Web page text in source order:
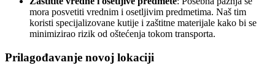
mora posvetiti vrednim i osetljivim predmetima. Naš tim
koristi specijalizovane kutije i zaštitne materijale kako bi se
minimizirao rizik od oštećenja tokom transporta.
Prilagođavanje novoj lokaciji